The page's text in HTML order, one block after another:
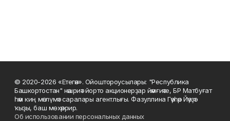
© 2020-2026 «Етегән». Ойоштороусылары: "Республика
Башкортостан" нәшриәт йорто акционерҙар йәмғиәте, БР Матбуғат
һәм киң мәғлүмәт саралары агентлығы. Фазуллина Гәүһәр Йәүҙәт
ҡыҙы, баш мөхәррир.
Об использовании персональных данных